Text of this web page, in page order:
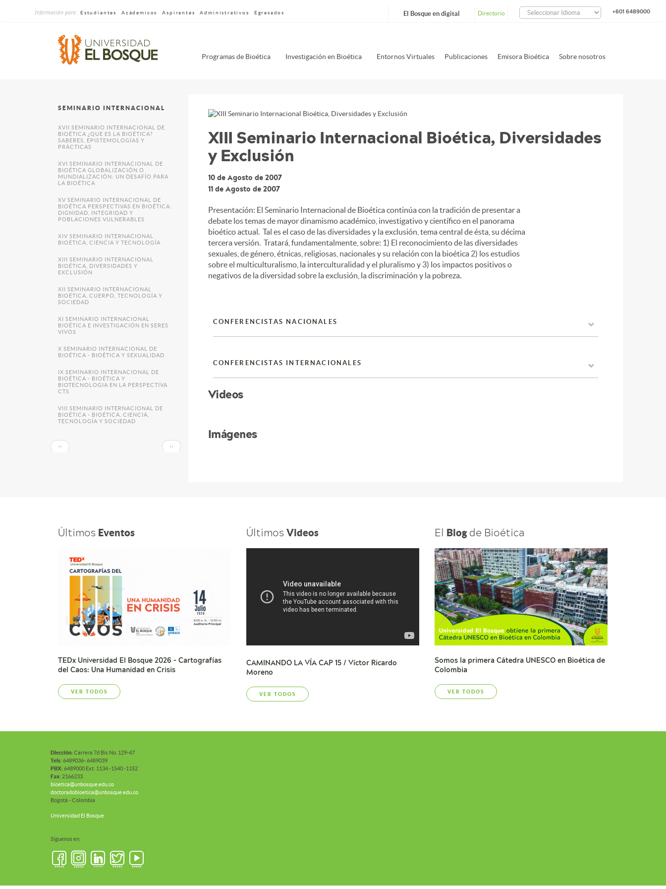
Información para: Estudiantes Acádemicos Aspirantes Administrativos Egresados Directorio
El Bosque en digital +601 6489000
Menú
superfish
Programas de Bioética Investigación en Bioética Entornos Virtuales Publicaciones Emisora Bioética Sobre nosotros
SEMINARIO INTERNACIONAL
XVII SEMINARIO INTERNACIONAL DE
BIOÉTICA ¿QUE ES LA BIOÉTICA?
SABERES, EPISTEMOLOGÍAS Y
PRÁCTICAS
XVI SEMINARIO INTERNACIONAL DE
BIOÉTICA GLOBALIZACIÓN O
MUNDIALIZACIÓN: UN DESAFÍO PARA
LA BIOÉTICA
XV SEMINARIO INTERNACIONAL DE
BIOÉTICA PERSPECTIVAS EN BIOÉTICA:
DIGNIDAD, INTEGRIDAD Y
POBLACIONES VULNERABLES
XIV SEMINARIO INTERNACIONAL
BIOÉTICA, CIENCIA Y TECNOLOGÍA
XIII SEMINARIO INTERNACIONAL
BIOÉTICA, DIVERSIDADES Y
EXCLUSIÓN
XII SEMINARIO INTERNACIONAL
BIOÉTICA, CUERPO, TECNOLOGÍA Y
SOCIEDAD
XI SEMINARIO INTERNACIONAL
BIOÉTICA E INVESTIGACIÓN EN SERES
VIVOS
X SEMINARIO INTERNACIONAL DE
BIOÉTICA - BIOÉTICA Y SEXUALIDAD
IX SEMINARIO INTERNACIONAL DE
BIOÉTICA - BIOÉTICA Y
BIOTECNOLOGIA EN LA PERSPECTIVA
CTS
VIII SEMINARIO INTERNACIONAL DE
BIOÉTICA - BIOÉTICA, CIENCIA,
TECNOLOGÍA Y SOCIEDAD
Paginación
PÁGINA
ANTERIOR
‹‹
SIGUIENTE
PÁGINA
››
XIII Seminario Internacional Bioética, Diversidades
y Exclusión
10 de Agosto de 2007
11 de Agosto de 2007
Presentación: El Seminario Internacional de Bioética continúa con la tradición de presentar a
debate los temas de mayor dinamismo académico, investigativo y científico en el panorama
bioético actual. Tal es el caso de las diversidades y la exclusión, tema central de ésta, su décima
tercera versión. Tratará, fundamentalmente, sobre: 1) El reconocimiento de las diversidades
sexuales, de género, étnicas, religiosas, nacionales y su relación con la bioética 2) los estudios
sobre el multiculturalismo, la interculturalidad y el pluralismo y 3) los impactos positivos o
negativos de la diversidad sobre la exclusión, la discriminación y la pobreza.
CONFERENCISTAS NACIONALES
CONFERENCISTAS INTERNACIONALES
Videos
Imágenes
Últimos Eventos
TEDx Universidad El Bosque 2026 - Cartografías
del Caos: Una Humanidad en Crisis
VER TODOS
Últimos Videos
CAMINANDO LA VÍA CAP 15 / Víctor Ricardo
Moreno
VER TODOS
El Blogde Bioética
Somos la primera Cátedra UNESCO en Bioética de
Colombia
VER TODOS
Diección:Carrera 7d Bis No. 129-47
Tels: 6489036- 6489039
PBX:6489000 Ext: 1134 -1540 -1152
Fax: 2166233
bioetica@unbosque.edu.co
doctoradobioetica@unbosque.edu.co
Bogotá - Colombia
Universidad El Bosque
Síguenos en: